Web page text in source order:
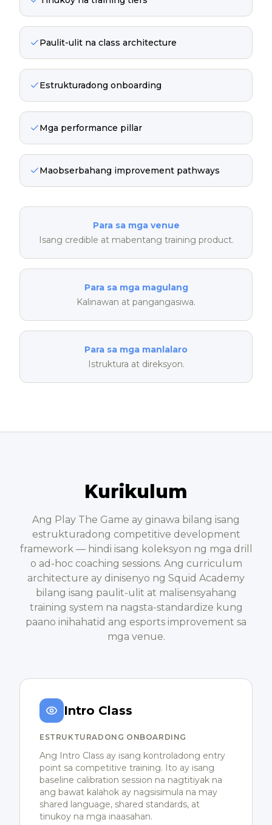
Paulit-ulit na class architecture
Estrukturadong onboarding
Mga performance pillar
Maobserbahang improvement pathways
Para sa mga venue
Isang credible at mabentang training product.
Para sa mga magulang
Kalinawan at pangangasiwa.
Para sa mga manlalaro
Istruktura at direksyon.
Kurikulum
Ang Play The Game ay ginawa bilang isang
estrukturadong competitive development
framework — hindi isang koleksyon ng mga drill
o ad-hoc coaching sessions. Ang curriculum
architecture ay dinisenyo ng Squid Academy
bilang isang paulit-ulit at malisensyahang
training system na nagsta-standardize kung
paano inihahatid ang esports improvement sa
mga venue.
Intro Class
ESTRUKTURADONG ONBOARDING
Ang Intro Class ay isang kontroladong entry
point sa competitive training. Ito ay isang
baseline calibration session na nagtitiyak na
ang bawat kalahok ay nagsisimula na may
shared language, shared standards, at
tinukoy na mga inaasahan.